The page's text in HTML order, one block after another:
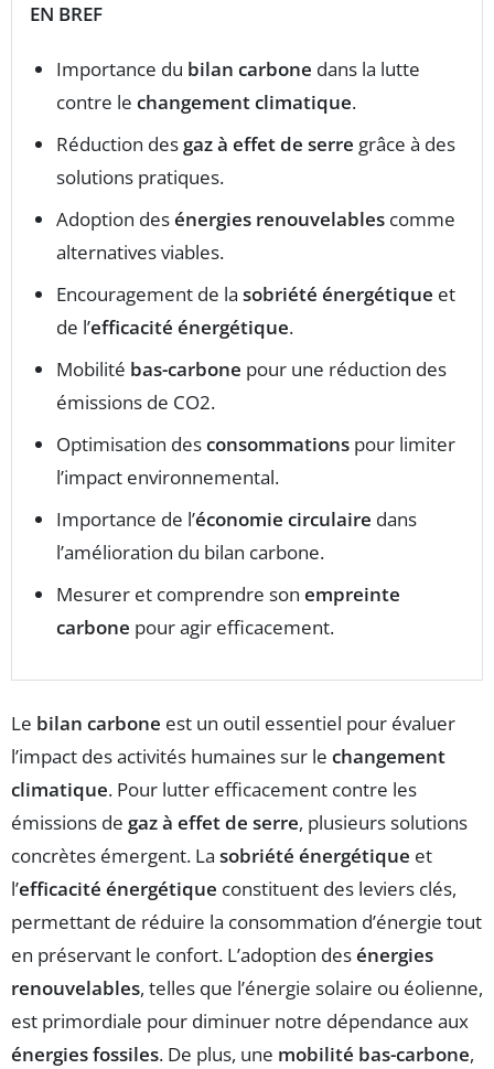
EN BREF
Importance du bilan carbone dans la lutte
contre le changement climatique.
Réduction des gaz à effet de serre grâce à des
solutions pratiques.
Adoption desénergies renouvelables comme
alternatives viables.
Encouragement de la sobriété énergétique et
de l’efficacité énergétique.
Mobilité bas-carbone pour une réduction des
émissions de CO2.
Optimisation desconsommations pour limiter
l’impact environnemental.
Importance de l’économie circulaire dans
l’amélioration du bilan carbone.
Mesurer et comprendre son empreinte
carbone pour agir efficacement.
Le bilan carbone est un outil essentiel pour évaluer
l’impact des activités humaines sur le changement
climatique. Pour lutter efficacement contre les
émissions de gaz à effet de serre, plusieurs solutions
concrètes émergent. La sobriété énergétique et
l’efficacité énergétique constituent des leviers clés,
permettant de réduire la consommation d’énergie tout
en préservant le confort. L’adoption desénergies
renouvelables, telles que l’énergie solaire ou éolienne,
est primordiale pour diminuer notre dépendance aux
énergies fossiles. De plus, une mobilité bas-carbone,